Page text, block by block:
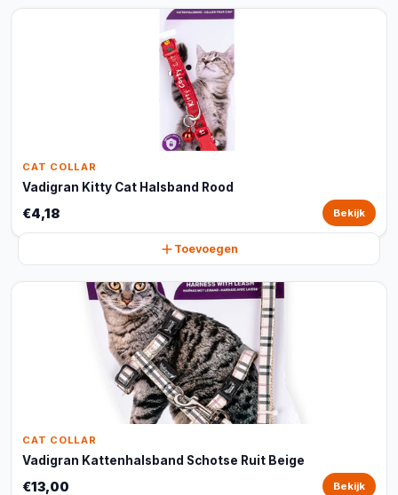
CAT COLLAR
Vadigran Kitty Cat Halsband Rood
€4,18 Bekijk
Toevoegen
CAT COLLAR
Vadigran Kattenhalsband Schotse Ruit Beige
€13,00 Bekijk